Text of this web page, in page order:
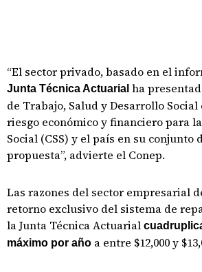
“El sector privado, basado en el
Junta Técnica Actuarial ha
de Trabajo, Salud y Desarrollo
riesgo económico y financiero para
Social (CSS) y el país en su conjunto
propuesta”, advierte el Conep.
Las razones del sector empresarial
retorno exclusivo del sistema de
la Junta Técnica Actuarial
máximo por año a entre $12,000 y